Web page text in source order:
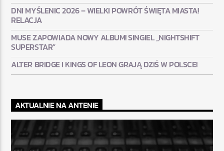
DNI MYŚLENIC 2026 – WIELKI POWRÓT ŚWIĘTA MIASTA!
RELACJA
MUSE ZAPOWIADA NOWY ALBUM! SINGIEL „NIGHTSHIFT
SUPERSTAR”
ALTER BRIDGE I KINGS OF LEON GRAJĄ DZIŚ W POLSCE!
AKTUALNIE NA ANTENIE